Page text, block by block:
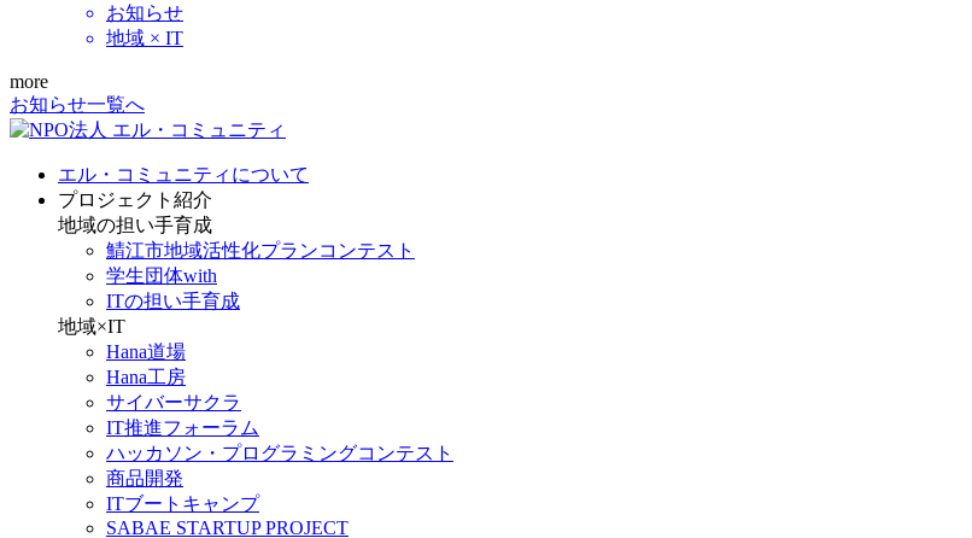
お知らせ
地域 × IT
more
お知らせ一覧へ
エル・コミュニティについて
プロジェクト紹介
地域の担い手育成
鯖江市地域活性化プランコンテスト
学生団体with
ITの担い手育成
地域×IT
Hana道場
Hana工房
サイバーサクラ
IT推進フォーラム
ハッカソン・プログラミングコンテスト
商品開発
ITブートキャンプ
SABAE STARTUP PROJECT